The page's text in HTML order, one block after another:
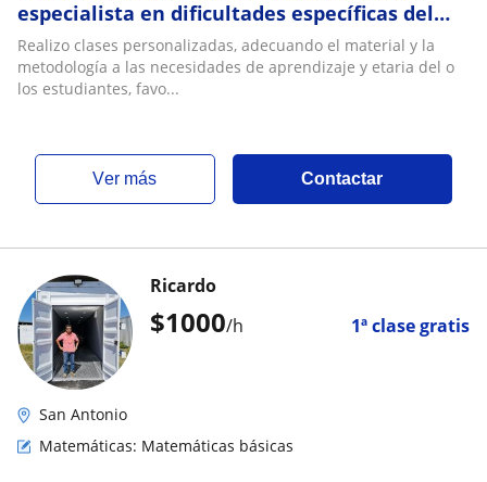
especialista en dificultades específicas del
aprendizaje
Realizo clases personalizadas, adecuando el material y la
metodología a las necesidades de aprendizaje y etaria del o
los estudiantes, favo...
ver más Contactar
$1000/h 1ª clase gratis
Ricardo
San Antonio
Matemáticas: Matemáticas básicas